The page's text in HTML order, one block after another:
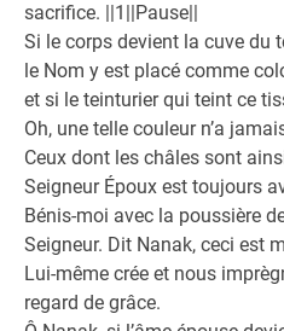
sacrifice. ||1||Pause||
Si le corps devient la cuve du
le Nom y est placé comme
et si le teinturier qui teint ce
Oh, une telle couleur n’a
Ceux dont les châles sont
Seigneur Époux est toujours
Bénis-moi avec la poussière
Seigneur. Dit Nanak, ceci est
Lui-même crée et nous
regard de grâce.